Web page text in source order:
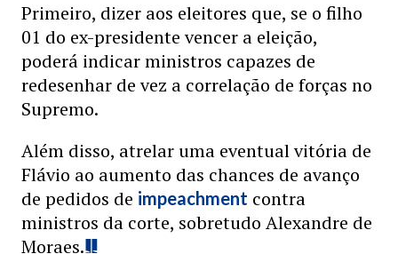
Primeiro, dizer aos eleitores que, se o filho
01 do ex-presidente vencer a eleição,
poderá indicar ministros capazes de
redesenhar de vez a correlação de forças no
Supremo.
Além disso, atrelar uma eventual vitória de
Flávio ao aumento das chances de avanço
de pedidos de impeachment contra
ministros da corte, sobretudo Alexandre de
Moraes.